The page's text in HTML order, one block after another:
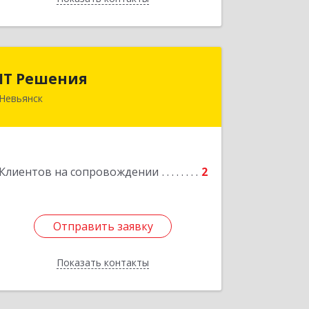
IT Решения
Невьянск
Клиентов на сопровождении 2
Отправить заявку
Показать контакты
Отправить заявку
Назад